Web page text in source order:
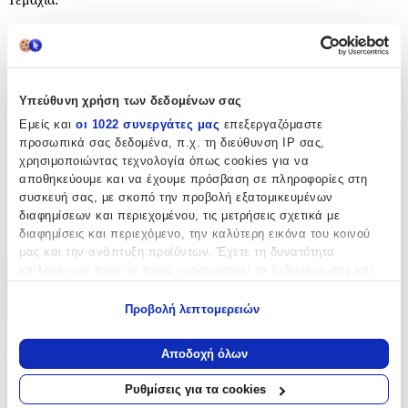
Υπεύθυνη χρήση των δεδομένων σας
Εμείς και οι 1022 συνεργάτες μας επεξεργαζόμαστε
προσωπικά σας δεδομένα, π.χ. τη διεύθυνση IP σας,
χρησιμοποιώντας τεχνολογία όπως cookies για να
αποθηκεύουμε και να έχουμε πρόσβαση σε πληροφορίες στη
συσκευή σας, με σκοπό την προβολή εξατομικευμένων
διαφημίσεων και περιεχομένου, τις μετρήσεις σχετικά με
διαφημίσεις και περιεχόμενο, την καλύτερη εικόνα του κοινού
μας και την ανάπτυξη προϊόντων. Έχετε τη δυνατότητα
Να συλλέξουμε πληροφορίες σχετικά με τη γεωγραφική
σας τοποθεσία, οι οποίες μπορεί να είναι ακριβείς σε
απόσταση μερικών μέτρων
Να αναγνωρίσουμε τη συσκευή σας σαρώνοντας ενεργά
Προβολή λεπτομερειών
Αποδοχή όλων
Ρυθμίσεις για τα cookies
Υφασμάτινο
Φύλο:
Κορίτσι
Χρώμα:
Ροζ
Χαρακτηριστικά
Χαρακτηριστικά